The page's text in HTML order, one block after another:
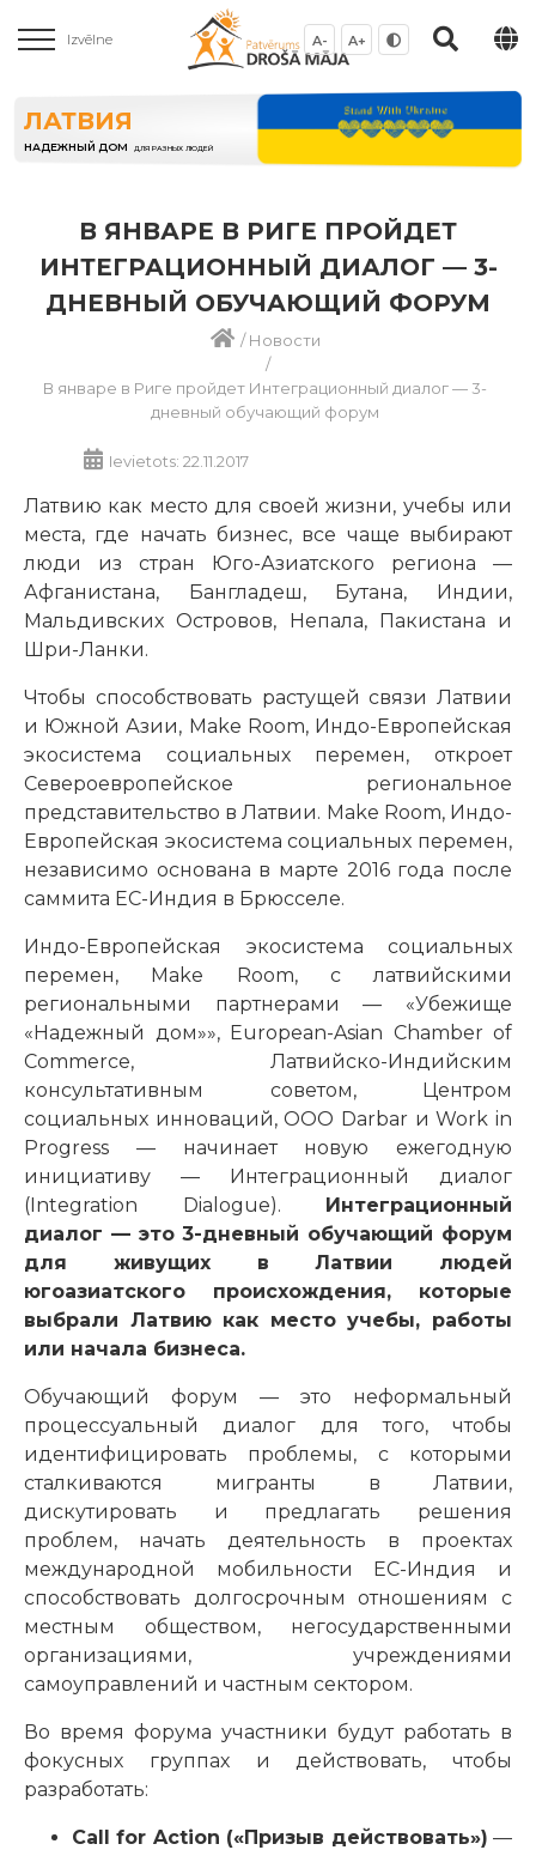
Izvēlne A- A+
ЛАТВИЯ
НАДЕЖНЫЙ ДОМ ДЛЯ РАЗНЫХ ЛЮДЕЙ
В ЯНВАРЕ В РИГЕ ПРОЙДЕТ
ИНТЕГРАЦИОННЫЙ ДИАЛОГ — 3-
ДНЕВНЫЙ ОБУЧАЮЩИЙ ФОРУМ
/Новости
/
В январе в Риге пройдет Интеграционный диалог — 3-
дневный обучающий форум
Ievietots: 22.11.2017
Латвию как место для своей жизни, учебы или
места, где начать бизнес, все чаще выбирают
люди из стран Юго-Азиатского региона —
Афганистана, Бангладеш, Бутана, Индии,
Мальдивских Островов, Непала, Пакистана и
Шри-Ланки.
Чтобы способствовать растущей связи Латвии
и Южной Азии, Make Room, Индо-Европейская
экосистема социальных перемен, откроет
Североевропейское региональное
представительство в Латвии. Make Room, Индо-
Европейская экосистема социальных перемен,
независимо основана в марте 2016 года после
саммита ЕС-Индия в Брюсселе.
Индо-Европейская экосистема социальных
перемен, Make Room, с латвийскими
региональными партнерами — «Убежище
«Надежный дом»», European-Asian Chamber of
Commerce, Латвийско-Индийским
консультативным советом, Центром
социальных инноваций, ООО Darbar и Work in
Progress — начинает новую ежегодную
инициативу — Интеграционный диалог
(Integration Dialogue). Интеграционный
диалог — это 3-дневный обучающий форум
для живущих в Латвии людей
югоазиатского происхождения, которые
выбрали Латвию как место учебы, работы
или начала бизнеса.
Обучающий форум — это неформальный
процессуальный диалог для того, чтобы
идентифицировать проблемы, с которыми
сталкиваются мигранты в Латвии,
дискутировать и предлагать решения
проблем, начать деятельность в проектах
международной мобильности ЕС-Индия и
способствовать долгосрочным отношениям с
местным обществом, негосударственными
организациями, учреждениями
самоуправлений и частным сектором.
Во время форума участники будут работать в
фокусных группах и действовать, чтобы
разработать:
Call for Action («Призыв действовать») —